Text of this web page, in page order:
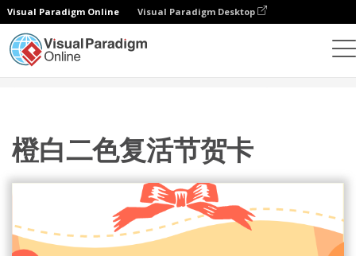
Visual Paradigm Online Visual Paradigm Desktop
橙白二色复活节贺卡